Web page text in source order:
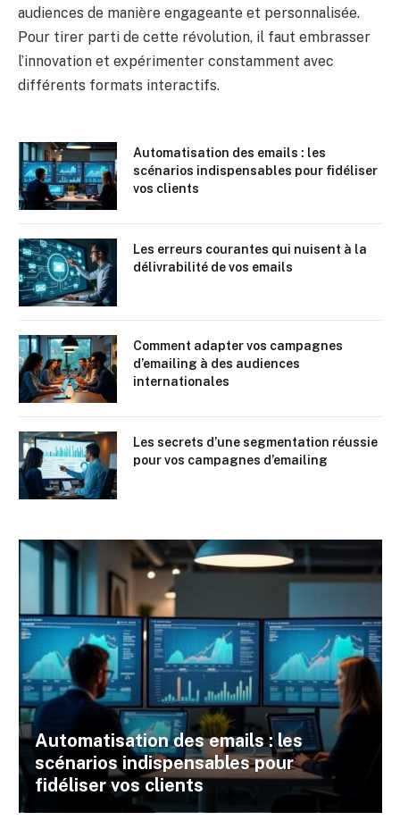
audiences de manière engageante et personnalisée.
Pour tirer parti de cette révolution, il faut embrasser
l’innovation et expérimenter constamment avec
différents formats interactifs.
Automatisation des emails : les
scénarios indispensables pour fidéliser
vos clients
Les erreurs courantes qui nuisent à la
délivrabilité de vos emails
Comment adapter vos campagnes
d’emailing à des audiences
internationales
Les secrets d’une segmentation réussie
pour vos campagnes d’emailing
Automatisation des emails : les
scénarios indispensables pour
fidéliser vos clients